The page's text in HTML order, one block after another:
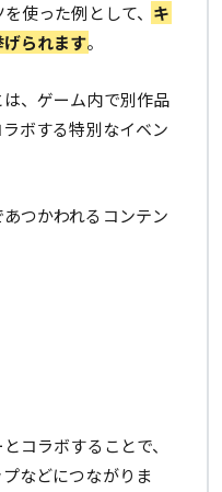
使った例として、 キ
られます。
、ゲーム内で別作品
ボする特別なイベン
つかわれるコンテン
コラボすることで、
などにつながりま